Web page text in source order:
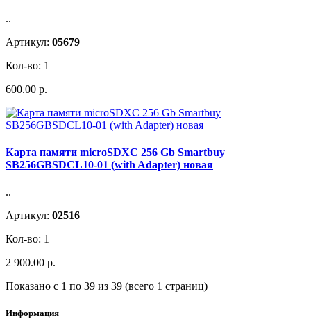
..
Артикул: 05679
Кол-во: 1
600.00 р.
Карта памяти microSDXC 256 Gb Smartbuy
SB256GBSDCL10-01 (with Adapter) новая
..
Артикул: 02516
Кол-во: 1
2 900.00 р.
Показано с 1 по 39 из 39 (всего 1 страниц)
Информация